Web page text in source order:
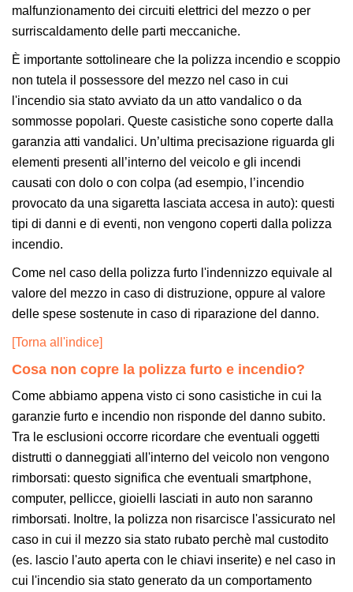
malfunzionamento dei circuiti elettrici del mezzo o per
surriscaldamento delle parti meccaniche.
È importante sottolineare che la polizza incendio e scoppio
non tutela il possessore del mezzo nel caso in cui
l'incendio sia stato avviato da un atto vandalico o da
sommosse popolari. Queste casistiche sono coperte dalla
garanzia atti vandalici. Un’ultima precisazione riguarda gli
elementi presenti all’interno del veicolo e gli incendi
causati con dolo o con colpa (ad esempio, l’incendio
provocato da una sigaretta lasciata accesa in auto): questi
tipi di danni e di eventi, non vengono coperti dalla polizza
incendio.
Come nel caso della polizza furto l'indennizzo equivale al
valore del mezzo in caso di distruzione, oppure al valore
delle spese sostenute in caso di riparazione del danno.
[Torna all'indice]
Cosa non copre la polizza furto e incendio?
Come abbiamo appena visto ci sono casistiche in cui la
garanzie furto e incendio non risponde del danno subito.
Tra le esclusioni occorre ricordare che eventuali oggetti
distrutti o danneggiati all'interno del veicolo non vengono
rimborsati: questo significa che eventuali smartphone,
computer, pellicce, gioielli lasciati in auto non saranno
rimborsati. Inoltre, la polizza non risarcisce l'assicurato nel
caso in cui il mezzo sia stato rubato perchè mal custodito
(es. lascio l'auto aperta con le chiavi inserite) e nel caso in
cui l'incendio sia stato generato da un comportamento